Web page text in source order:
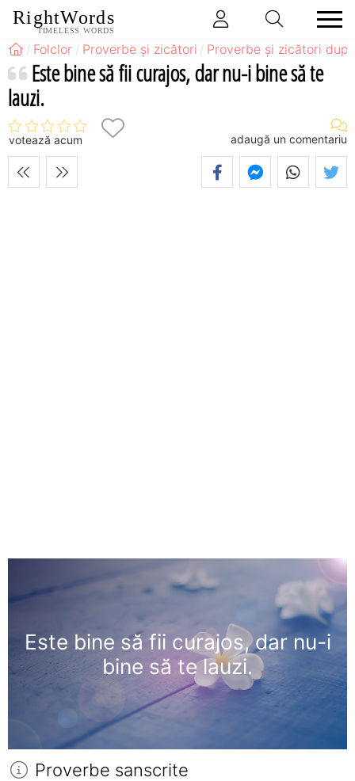
RightWords
TIMELESS WORDS
Folclor Proverbe și zicători Proverbe și zicători
Este bine să fii curajos, dar nu-i bine să te
lauzi.
votează acum adaugă un comentariu
Este bine să fii curajos, dar nu-i
bine să te lauzi.
Proverbe sanscrite